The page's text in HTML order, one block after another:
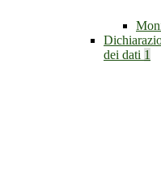
dei dati 1